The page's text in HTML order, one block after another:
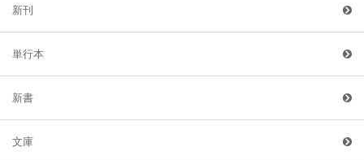
新刊
単行本
新書
文庫